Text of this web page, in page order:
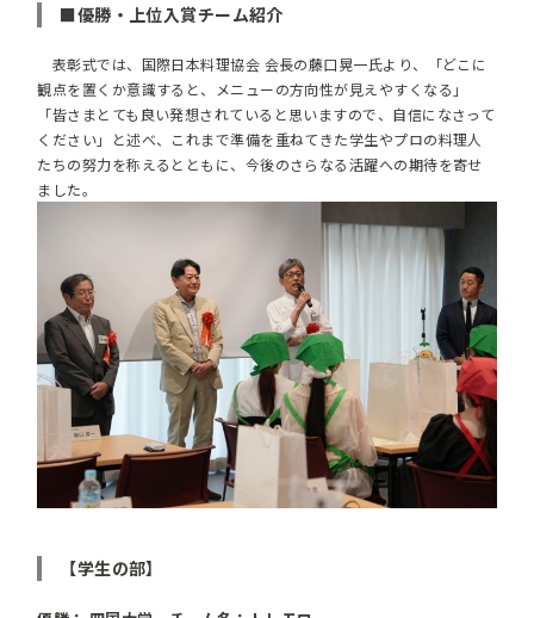
■優勝・上位入賞チーム紹介
表彰式では、国際日本料理協会 会長の藤口晃一氏より、「どこに
観点を置くか意識すると、メニューの方向性が見えやすくなる」
「皆さまとても良い発想されていると思いますので、自信になさって
ください」と述べ、これまで準備を重ねてきた学生やプロの料理人
たちの努力を称えるとともに、今後のさらなる活躍への期待を寄せ
ました。
【学生の部】